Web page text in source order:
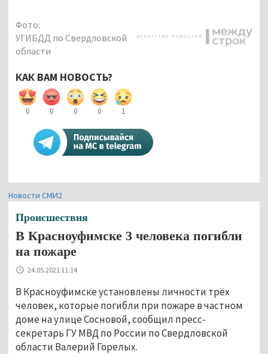
Фото:
УГИБДД по Свердловской
области
КАК ВАМ НОВОСТЬ?
0 0 0 0 1
Новости СМИ2
Происшествия
В Красноуфимске 3 человека погибли
на пожаре
24.05.2021 11:14
В Красноуфимске установлены личности трёх
человек, которые погибли при пожаре в частном
доме на улице Сосновой, сообщил пресс-
секретарь ГУ МВД по России по Свердловской
области Валерий Горелых.